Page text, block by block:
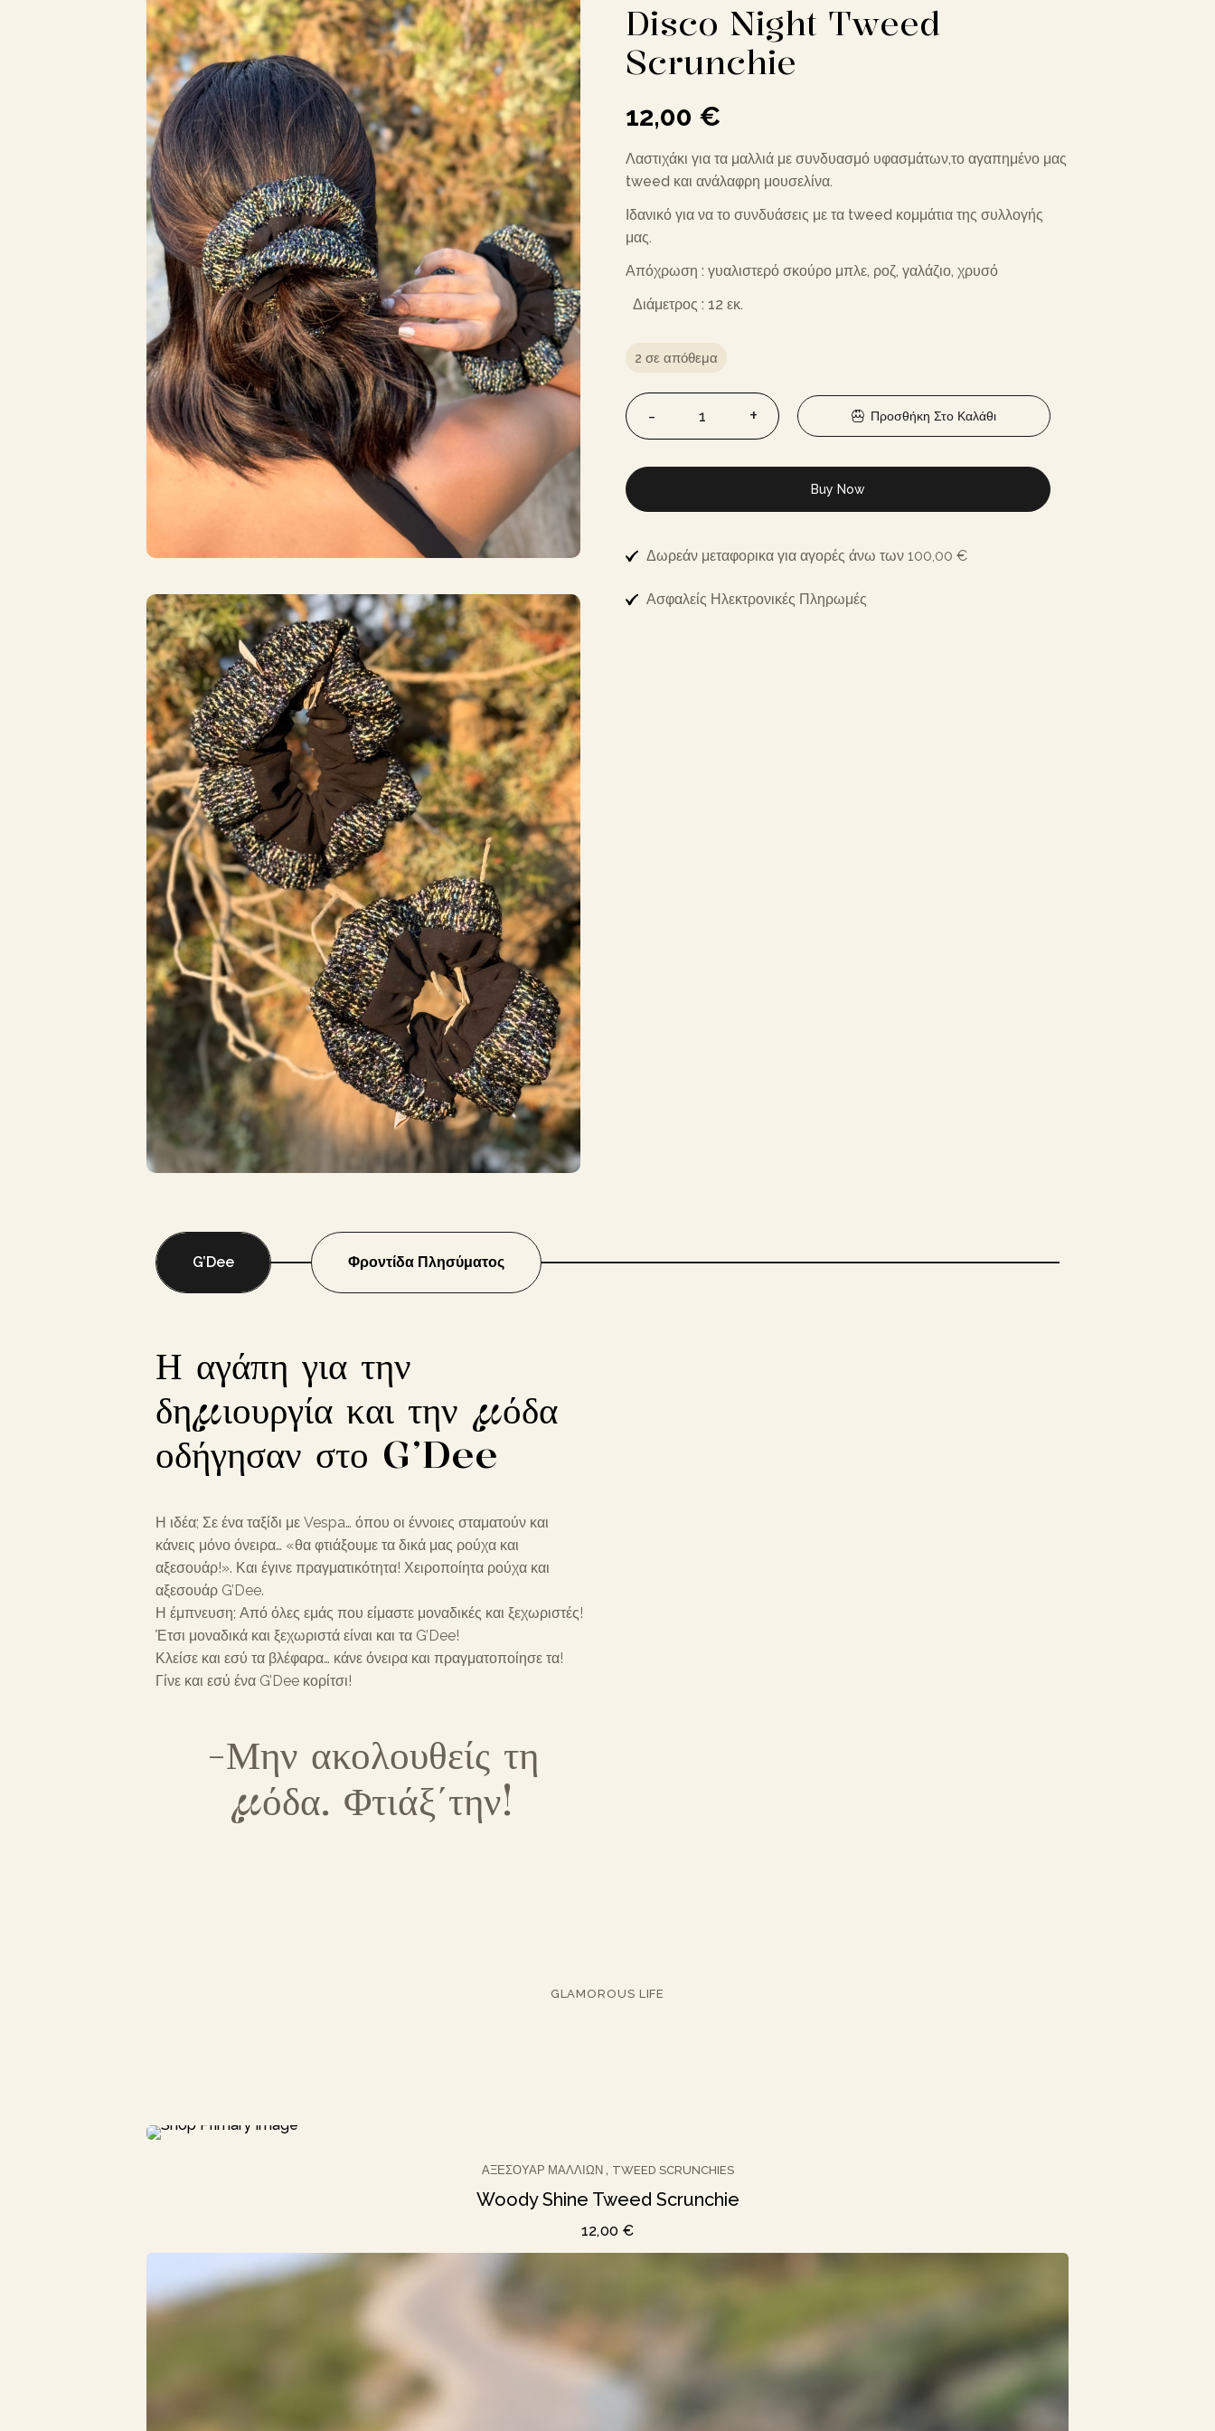
Disco Night Tweed
Scrunchie
12,00 €
Λαστιχάκι για τα μαλλιά με συνδυασμό υφασμάτων,το αγαπημένο μας
tweed και ανάλαφρη μουσελίνα.
Ιδανικό για να το συνδυάσεις με τα tweed κομμάτια της συλλογής
μας.
Απόχρωση : γυαλιστερό σκούρο μπλε, ροζ, γαλάζιο, χρυσό
Διάμετρος : 12 εκ.
2 σε απόθεμα
Προσθήκη Στο Καλάθι
Buy Now
Δωρεάν μεταφορικα για αγορές άνω των 100,00 €
Ασφαλείς Ηλεκτρονικές Πληρωμές
G’Dee Φροντίδα Πλησύματος
Η αγάπη για την
δημιουργία και την μόδα
οδήγησαν στο G’Dee
Η ιδέα; Σε ένα ταξίδι με Vespa… όπου οι έννοιες σταματούν και
κάνεις μόνο όνειρα… «θα φτιάξουμε τα δικά μας ρούχα και
αξεσουάρ!». Και έγινε πραγματικότητα! Χειροποίητα ρούχα και
αξεσουάρ G’Dee.
Η έμπνευση; Από όλες εμάς που είμαστε μοναδικές και ξεχωριστές!
Έτσι μοναδικά και ξεχωριστά είναι και τα G’Dee!
Κλείσε και εσύ τα βλέφαρα… κάνε όνειρα και πραγματοποίησε τα!
Γίνε και εσύ ένα G’Dee κορίτσι!
-Μην ακολουθείς τη
μόδα. Φτιάξ΄την!
GLAMOROUS LIFE
ΑΞΕΣΟΥΆΡ ΜΑΛΛΙΏΝ, TWEED SCRUNCHIES
Woody Shine Tweed Scrunchie
12,00 €